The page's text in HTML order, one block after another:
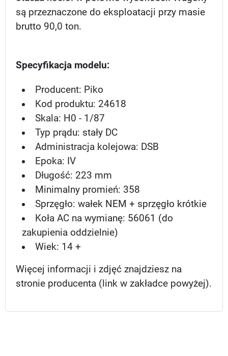
są przeznaczone do eksploatacji przy masie
brutto 90,0 ton.
Specyfikacja modelu:
Producent: Piko
Kod produktu: 24618
Skala: H0 - 1/87
Typ prądu: stały DC
Administracja kolejowa: DSB
Epoka: IV
Długość: 223 mm
Minimalny promień: 358
Sprzęgło: wałek NEM + sprzęgło krótkie
Koła AC na wymianę: 56061 (do
zakupienia oddzielnie)
Wiek: 14 +
Więcej informacji i zdjęć znajdziesz na
stronie producenta (link w zakładce powyżej).